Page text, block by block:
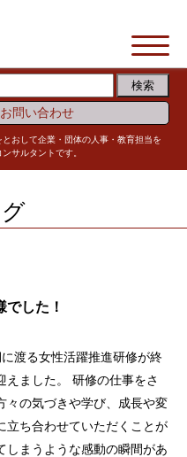
お問い合わせ
おして企業・団体の人事・教育担当を
サルタントです。
した！
渡る女性活躍推進研修が終
えました。 研修の仕事をさ
々の気づきや学び、成長や変
立ち合わせていただくことが
しまうような感動の瞬間があ